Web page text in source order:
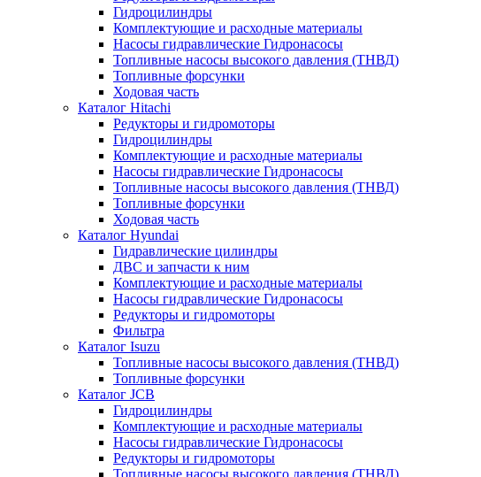
Гидроцилиндры
Комплектующие и расходные материалы
Насосы гидравлические Гидронасосы
Топливные насосы высокого давления (ТНВД)
Топливные форсунки
Ходовая часть
Каталог Hitachi
Редукторы и гидромоторы
Гидроцилиндры
Комплектующие и расходные материалы
Насосы гидравлические Гидронасосы
Топливные насосы высокого давления (ТНВД)
Топливные форсунки
Ходовая часть
Каталог Hyundai
Гидравлические цилиндры
ДВС и запчасти к ним
Комплектующие и расходные материалы
Насосы гидравлические Гидронасосы
Редукторы и гидромоторы
Фильтра
Каталог Isuzu
Топливные насосы высокого давления (ТНВД)
Топливные форсунки
Каталог JCB
Гидроцилиндры
Комплектующие и расходные материалы
Насосы гидравлические Гидронасосы
Редукторы и гидромоторы
Топливные насосы высокого давления (ТНВД)